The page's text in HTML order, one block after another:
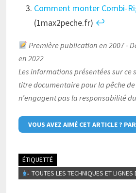
Comment monter Combi-
(1max2peche.fr) ↩︎
Première publication en 2007 -
en 2022
Les informations présentées sur ce
titre documentaire pour la pêche
n’engagent pas la responsabilité
VOUS AVEZ AIMÉ CET ARTICLE ?
ÉTIQUETTÉ
TOUTES LES TECHNIQUES ET LIGNES